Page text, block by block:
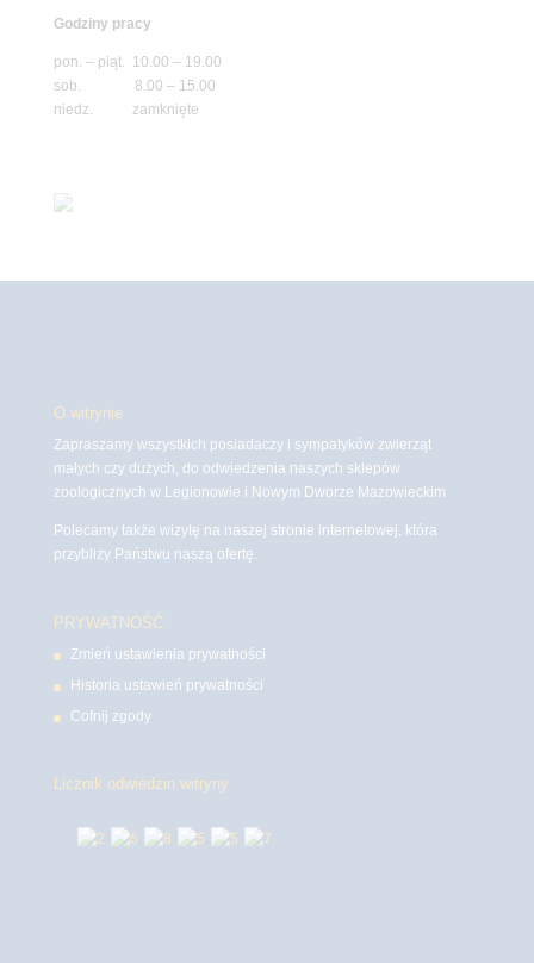
Godziny pracy
pon. – piąt. 10.00 – 19.00
sob. 8.00 – 15.00
niedz. zamknięte
O witrynie
Zapraszamy wszystkich posiadaczy i sympatyków zwierząt
małych czy dużych, do odwiedzenia naszych sklepów
zoologicznych w Legionowie i Nowym Dworze Mazowieckim
Polecamy także wizytę na naszej stronie internetowej, która
przybliży Państwu naszą ofertę.
PRYWATNOŚĆ
Zmień ustawienia prywatności
Historia ustawień prywatności
Cofnij zgody
Licznik odwiedzin witryny